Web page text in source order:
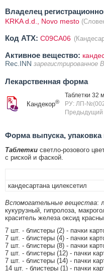
Владелец
KRKA d.d., Novo mesto
Код ATX: C09CA06
Активное вещество:
Rec.INN зарегистрированное
Лекарственная форма
Кандекор®
Таблетки 32
РУ: ЛП-
Форма выпуска, упаковка
Таблетки светло-розового
с риской и фаской.
кандесартана цилексетил
Вспомогательные вещества:
кукурузный, гипролоза,
краситель железа оксид
7 шт. - блистеры (2) - пачки
7 шт. - блистеры (4) - пачки
7 шт. - блистеры (8) - пачки
7 шт. - блистеры (12) - пачки
7 шт. - блистеры (14) - пачки
14 шт. - блистеры (1) - пачки